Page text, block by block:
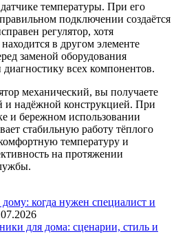
температуры. При его
подключении создаётся
регулятор, хотя
в другом элементе
заменой оборудования
диагностику всех компонентов.
механический, вы получаете
и надёжной конструкцией. При
и бережном использовании
стабильную работу тёплого
температуру и
на протяжении
когда нужен специалист и
для дома: сценарии, стиль и